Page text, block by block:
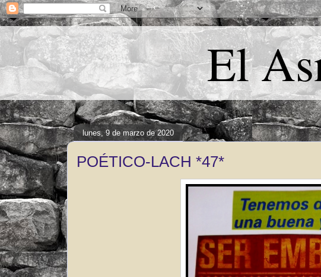
El
lunes, 9 de marzo de 2020
POÉTICO-LACH *47*